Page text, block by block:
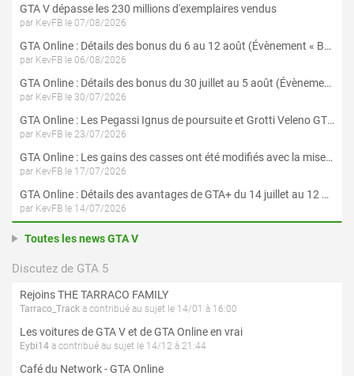
GTA V dépasse les 230 millions d'exemplaires vendus
par KevFB le 07/08/2026
GTA Online : Détails des bonus du 6 au 12 août (Évènement « Braquages de l'été » - Suite et fin)
par KevFB le 06/08/2026
GTA Online : Détails des bonus du 30 juillet au 5 août (Évènement « Braquages d'été »)
par KevFB le 30/07/2026
GTA Online : Les Pegassi Ignus de poursuite et Grotti Veleno GT sont maintenant disponibles
par KevFB le 23/07/2026
GTA Online : Les gains des casses ont été modifiés avec la mise à jour « Le Braquage du Kortz Center »
par KevFB le 17/07/2026
GTA Online : Détails des avantages de GTA+ du 14 juillet au 12 août
par KevFB le 14/07/2026
Toutes les news GTA V
Discutez de GTA 5
Rejoins THE TARRACO FAMILY
Tarraco_Track a contribué au sujet le 14/01 à 16:00
Les voitures de GTA V et de GTA Online en vrai
Eybi14 a contribué au sujet le 14/12 à 21:44
Café du Network - GTA Online